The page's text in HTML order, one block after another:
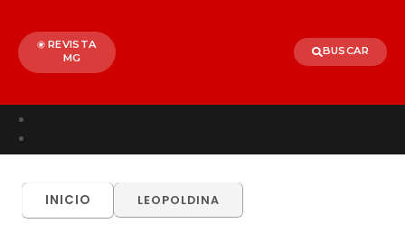
REVISTA
MG
BUSCAR
ALÉM PARAÍBA
BRASIL
INICIO LEOPOLDINA